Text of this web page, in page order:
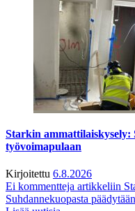
Starkin ammattilaiskysely:
työvoimapulaan
Kirjoitettu 6.8.2026
Ei kommentteja artikkeliin
Suhdannekuopasta